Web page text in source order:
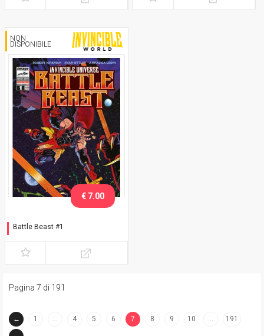
NON
DISPONIBILE
Battle Beast #1
€ 7.00
Pagina 7 di 191
← 1 … 4 5 6
7
8 9 10 … 191